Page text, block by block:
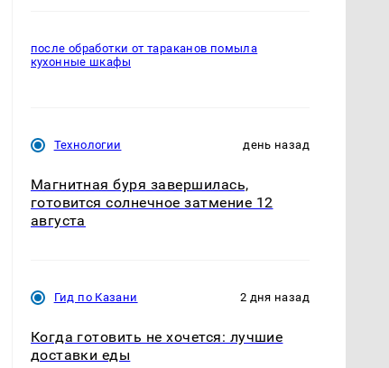
после обработки от тараканов помыла
кухонные шкафы
Технологии день назад
Магнитная буря завершилась,
готовится солнечное затмение 12
августа
Гид по Казани 2 дня назад
Когда готовить не хочется: лучшие
доставки еды